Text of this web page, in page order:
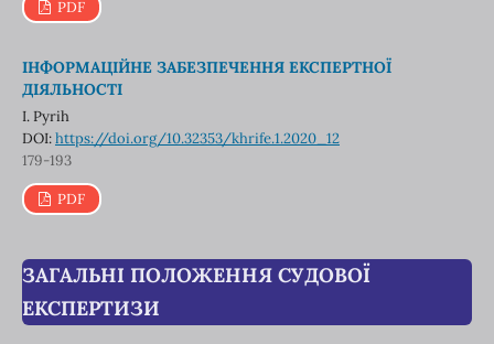
PDF
ІНФОРМАЦІЙНЕ ЗАБЕЗПЕЧЕННЯ ЕКСПЕРТНОЇ
ДІЯЛЬНОСТІ
I. Pyrih
DOI:https://doi.org/10.32353/khrife.1.2020_12
179-193
PDF
ЗАГАЛЬНІ ПОЛОЖЕННЯ СУДОВОЇ
ЕКСПЕРТИЗИ